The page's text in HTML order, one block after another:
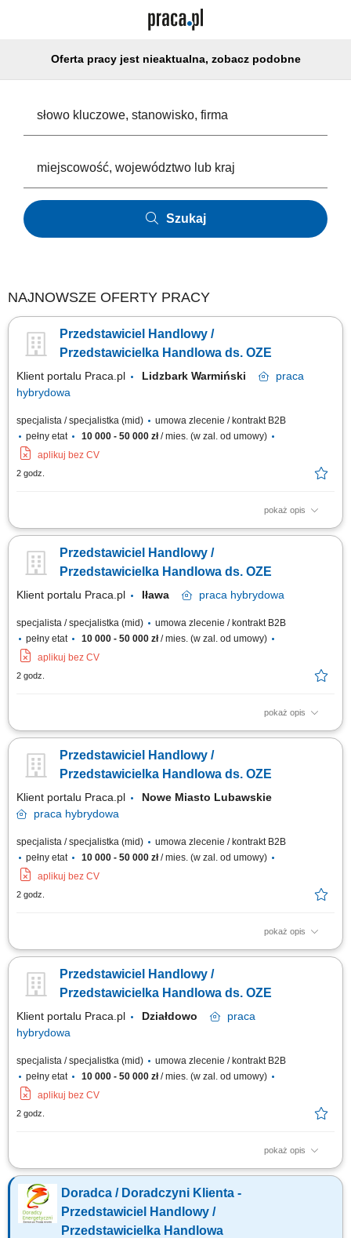
Oferta pracy jest nieaktualna, zobacz podobne
Szukaj
NAJNOWSZE OFERTY PRACY
Przedstawiciel Handlowy /
Przedstawicielka Handlowa ds. OZE
Klient portalu Praca.pl Lidzbark Warmiński
praca
hybrydowa
specjalista / specjalistka (mid)
umowa zlecenie / kontrakt B2B
pełny etat
10 000 - 50 000 zł/ mies. (w zal. od umowy)
aplikuj bez CV
2 godz.
pokaż opis
Doradzanie klientom w zakresie nowoczesnych rozwiązań z obszaru
prowadzenie spotkań handlowych. Przygotowywanie ofert i finalizowanie
sprzedaży. Budowanie długofalowych relacji z klientami. Raportowanie
Przedstawiciel Handlowy /
Przedstawicielka Handlowa ds. OZE
Klient portalu Praca.pl Iława praca hybrydowa
specjalista / specjalistka (mid)
umowa zlecenie / kontrakt B2B
pełny etat
10 000 - 50 000 zł/ mies. (w zal. od umowy)
aplikuj bez CV
2 godz.
pokaż opis
Doradzanie klientom w zakresie nowoczesnych rozwiązań z obszaru
prowadzenie spotkań handlowych. Przygotowywanie ofert i finalizowanie
sprzedaży. Budowanie długofalowych relacji z klientami. Raportowanie
Przedstawiciel Handlowy /
Przedstawicielka Handlowa ds. OZE
Klient portalu Praca.pl
Nowe Miasto Lubawskie
praca hybrydowa
specjalista / specjalistka (mid)
umowa zlecenie / kontrakt B2B
pełny etat
10 000 - 50 000 zł/ mies. (w zal. od umowy)
aplikuj bez CV
2 godz.
pokaż opis
Doradzanie klientom w zakresie nowoczesnych rozwiązań z obszaru
prowadzenie spotkań handlowych. Przygotowywanie ofert i finalizowanie
sprzedaży. Budowanie długofalowych relacji z klientami. Raportowanie
Przedstawiciel Handlowy /
Przedstawicielka Handlowa ds. OZE
Klient portalu Praca.pl Działdowo
praca
hybrydowa
specjalista / specjalistka (mid)
umowa zlecenie / kontrakt B2B
pełny etat
10 000 - 50 000 zł/ mies. (w zal. od umowy)
aplikuj bez CV
2 godz.
pokaż opis
Doradzanie klientom w zakresie nowoczesnych rozwiązań z obszaru
odnawialnych źródeł energii. Aktywne pozyskiwanie klientów oraz
prowadzenie spotkań handlowych. Przygotowywanie ofert i finalizowanie
sprzedaży. Budowanie długofalowych relacji z klientami. Raportowanie
prowadzonych działań...
Doradca / Doradczyni Klienta -
Przedstawiciel Handlowy /
Przedstawicielka Handlowa